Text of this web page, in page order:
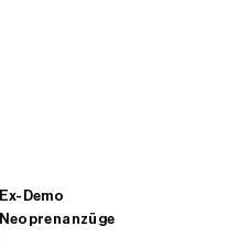
Ex-Demo
Neoprenanzüge